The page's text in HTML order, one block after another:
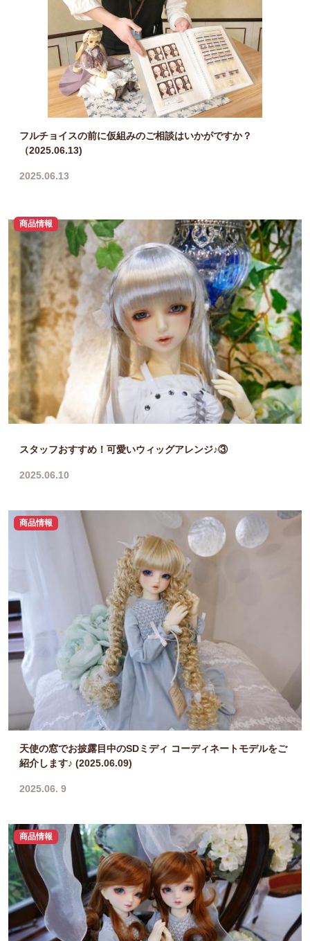
フルチョイスの前に仮組みのご相談はいかがですか？
（2025.06.13)
2025.06.13
商品情報
スタッフおすすめ！可愛いウィッグアレンジ♪③
2025.06.10
商品情報
天使の窓でお披露目中のSDミディ コーディネートモデルをご
紹介します♪ (2025.06.09)
2025.06. 9
商品情報